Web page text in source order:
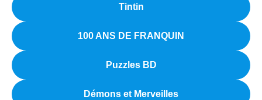
Tintin
100 ANS DE FRANQUIN
Puzzles BD
Démons et Merveilles